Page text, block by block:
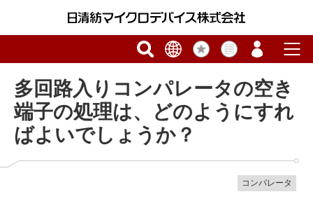
多回路入りコンパレータの空き
端子の処理は、どのようにすれ
ばよいでしょうか？
コンパレータ